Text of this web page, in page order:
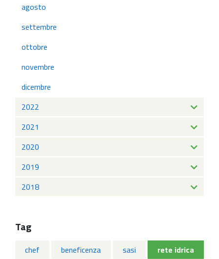
agosto
settembre
ottobre
novembre
dicembre
2022
2021
2020
2019
2018
Tag
chef beneficenza sasi
rete idrica